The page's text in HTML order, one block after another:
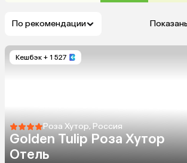
По рекомендации
Кешбэк + 1 527
Роза Хутор, Россия
Golden Tulip Роза Хутор
Отель